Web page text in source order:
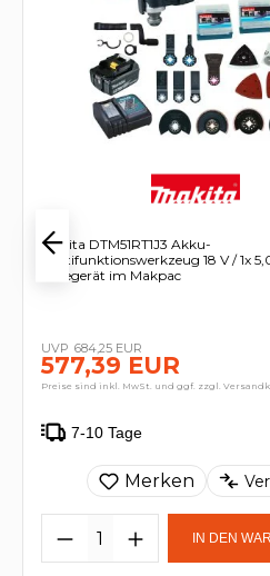
Makita DTM51RT1J3 Akku-
Multifunktionswerkzeug 18 V / 1x
Ladegerät im Makpac
684,25 EUR
577,39 EUR
Preise sind inkl. MwSt. und ggf. zzgl.
7-10 Tage
Merken
IN DEN